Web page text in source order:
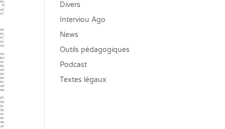
Divers
Interviou Ago
News
Outils pédagogiques
Podcast
Textes légaux